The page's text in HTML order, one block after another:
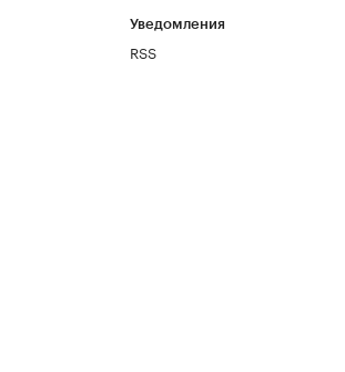
Уведомления
RSS